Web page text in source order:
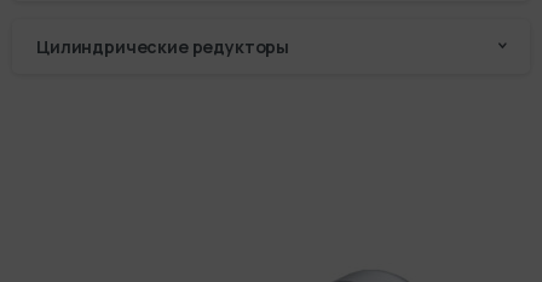
Цилиндрические редукторы